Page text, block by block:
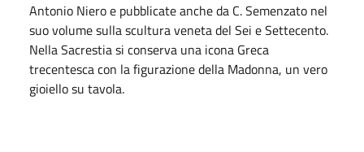
Antonio Niero e pubblicate anche da C. Semenzato nel
suo volume sulla scultura veneta del Sei e Settecento.
Nella Sacrestia si conserva una icona Greca
trecentesca con la figurazione della Madonna, un vero
gioiello su tavola.